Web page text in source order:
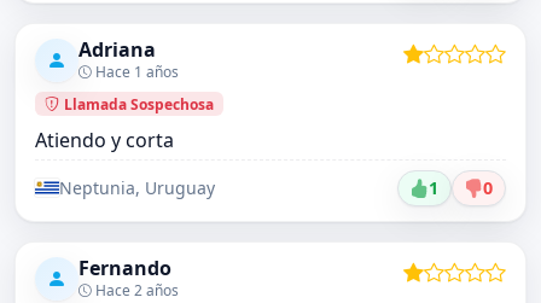
Adriana
Hace 1 años
Llamada Sospechosa
Atiendo y corta
Neptunia, Uruguay 1 0
Fernando
Hace 2 años